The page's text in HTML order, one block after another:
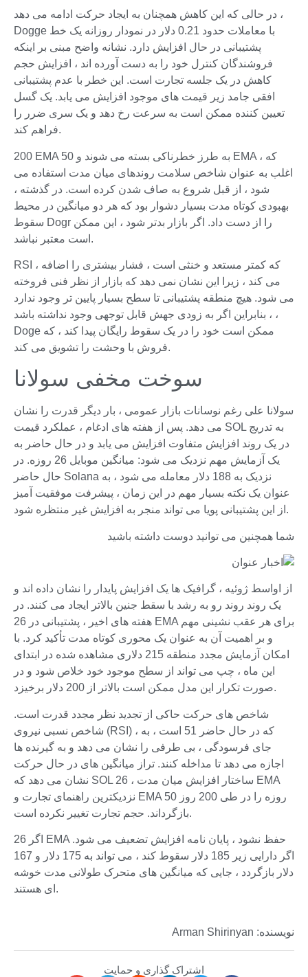
در حالی که این کاهش همچنان به ایجاد حرکت ادامه می دهد ،
Dogge با معاملات حدود 0.21 دلار در نمودار روزانه یک خط
پشتیبانی در حال افزایش دارد. نشانه واضح مبنی بر اینکه
فروشندگان کنترل خود را به دست آورده اند ، افزایش حجم
کاهش در یک جلسه تجارت است. این خطر با عدم پشتیبانی
افقی جامد زیر قیمت های موجود افزایش می یابد. یک گسل
تعیین کننده ممکن است به سرعت رخ دهد و یک سری ضرر را
فراهم کند.
200 EMA به طرز خطرناکی بسته می شوند و 50 EMA ، که
اغلب به عنوان شاخص سلامت روندهای میان مدت استفاده می
شود ، از قبل شروع به صاف شدن کرده است. در گذشته ،
بهبودی کوتاه مدت بسیار دشوار بود که هر دو میانگین در محیط
سقوط Dogr را از دست داد. اگر بازار بدتر شود ، این ممکن
است معتبر نباشد.
RSI ، که کمتر مستعد و خنثی است ، فشار بیشتری را اضافه
می کند ، زیرا این نشان نمی دهد که بازار از نظر فنی فروخته
می شود. هیچ منطقه پشتیبانی تا سطح بسیار پایین تر وجود ندارد
، بنابراین اگر به زودی جهش قابل توجهی وجود نداشته باشد ،
Doge ممکن است خود را در یک سقوط رایگان پیدا کند ، که
فروش با وحشت را تشویق می کند.
سوخت مخفی سولانا
سولانا علی رغم نوسانات بازار عمومی ، بار دیگر قدرت را نشان
می دهد. پس از هفته های ادغام ، عملکرد قیمت SOL به تدریج
در یک روند افزایش متفاوت افزایش می یابد و در حال حاضر به
یک آزمایش مهم نزدیک می شود: میانگین موبایل 26 روزه. در
حال حاضر Solana نزدیک به 188 دلار معامله می شود ، به
عنوان یک نکته بسیار مهم در این زمان ، پیشرفت موفقیت آمیز
از این پشتیبانی پویا می تواند منجر به افزایش غیر منتظره شود.
شما همچنین می توانید دوست داشته باشید
از اواسط ژوئیه ، گرافیک ها یک افزایش پایدار را نشان داده اند و
یک روند روند رو به رشد با سقط جنین بالاتر ایجاد می کنند. در
هفته های اخیر ، پشتیبانی در 26 EMA برای هر عقب نشینی مهم
و بر اهمیت آن به عنوان یک محوری کوتاه مدت تأکید کرد. با
امکان آزمایش مجدد منطقه 215 دلاری مشاهده شده در ابتدای
این ماه ، چپ می تواند از سطح موجود خود خلاص شود و در
صورت تکرار این مدل ممکن است بالاتر از 200 دلار برخیزد.
شاخص های حرکت حاکی از تجدید نظر مجدد قدرت است.
شاخص نسبی نیروی (RSI) ، که در حال حاضر 51 است ، به
جای فرسودگی ، بی طرفی را نشان می دهد و به گیرنده ها
اجازه می دهد تا مداخله کنند. تراز میانگین های در حال حرکت
نشان می دهد که SOL ساختار افزایش میان مدت ، 26 EMA
نزدیکترین راهنمای تجارت و EMA 50 روزه را در طی 200 روز
بازگرداند. حجم تجارت تغییر نکرده است.
26 اگر EMA حفظ نشود ، پایان نامه افزایش تضعیف می شود.
اگر دارایی زیر 185 دلار سقوط کند ، می تواند به 175 دلار و 167
دلار بازگردد ، جایی که میانگین های متحرک طولانی مدت خوشه
ای هستند.
نویسنده: Arman Shirinyan
اشتراک گذاری و حمایت